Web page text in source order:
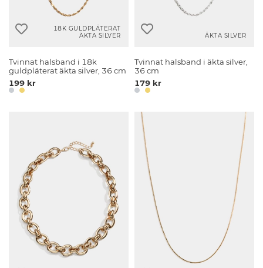
18K GULDPLÄTERAT
ÄKTA SILVER
Tvinnat halsband i 18k
guldpläterat äkta silver, 36 cm
199 kr
ÄKTA SILVER
Tvinnat halsband i äkta silver,
36 cm
179 kr